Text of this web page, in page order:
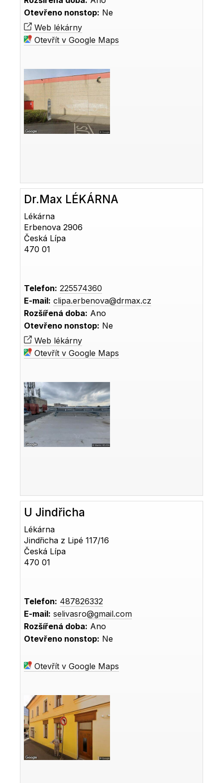
Otevřeno nonstop: Ne
Web lékárny
Otevřít v Google Maps
Dr.Max LÉKÁRNA
Lékárna
Erbenova 2906
Česká Lípa
470 01
Telefon: 225574360
E-mail: clipa.erbenova@drmax.cz
Rozšířená doba: Ano
Otevřeno nonstop: Ne
Web lékárny
Otevřít v Google Maps
U Jindřicha
Lékárna
Jindřicha z Lipé 117/16
Česká Lípa
470 01
Telefon: 487826332
E-mail: selivasro@gmail.com
Rozšířená doba: Ano
Otevřeno nonstop: Ne
Otevřít v Google Maps